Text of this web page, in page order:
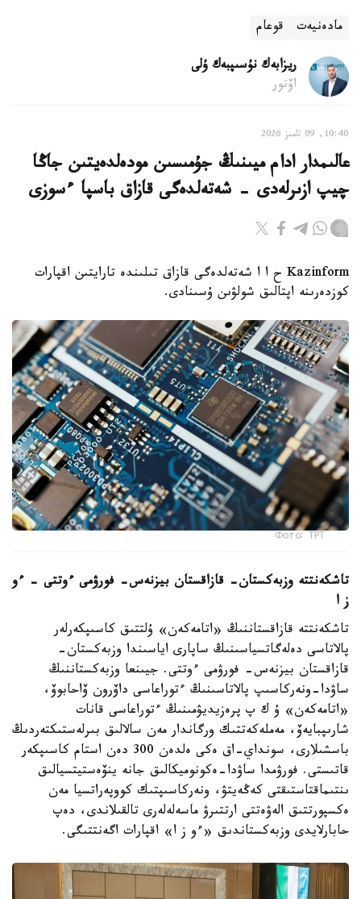
مادەنيەت قوعام
ريزابەك نۇسىپبەك ۇلى
اۆتور
10:40, 09 تامىز 2026
عالىمدار ادام ميىنىڭ جۇمىسىن مودەلدەيتىن جاڭا
چيپ ازىرلەدى - شەتەلدەگى قازاق باسپا ءسوزى
Kazinform ح ا ا شەتەلدەگى قازاق تىلىندە تارايتىن اقپارات
كوزدەرىنە اپتالىق شولۋىن ۇسىنادى.
Фото: ТРТ
تاشكەنتتە وزبەكستان- قازاقستان بيزنەس- فورۋمى ءوتتى – ءو
ز ا
تاشكەنتتە قازاقستاننىڭ «اتامەكەن» ۇلتتىق كاسىپكەرلەر
پالاتاسى دەلەگاتسياسىنىڭ ساپارى اياسىندا وزبەكستان-
قازاقستان بيزنەس- فورۋمى ءوتتى. جيىنعا وزبەكستاننىڭ
ساۋدا-ونەركاسىپ پالاتاسىنىڭ ءتوراعاسى داۆرون ۆاحابوۆ،
«اتامەكەن» ۇ ك پ پرەزيديۋمىنىڭ ءتوراعاسى قانات
شارىپبايەۆ، مەملەكەتتىك ورگاندار مەن سالالىق بىرلەستىكتەردىڭ
باسشىلارى، سونداي-اق ەكى ەلدەن 300 دەن استام كاسىپكەر
قاتىستى. فورۋمدا ساۋدا-ەكونوميكالىق جانە ينۆەستيتسيالىق
ىنتىماقتاستىقتى كەڭەيتۋ، ونەركاسىپتىك كووپەراتسيا مەن
ەكسپورتتىق الەۋەتتى ارتتىرۋ ماسەلەلەرى تالقىلاندى، دەپ
حابارلايدى وزبەكستاندىق «ءو ز ا» اقپارات اگەنتتىگى.